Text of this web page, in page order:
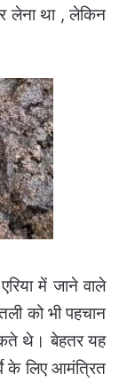
लेना था , लेकिन
में जाने वाले
को भी पहचान
थे।बेहतर यह
के लिए आमंत्रित